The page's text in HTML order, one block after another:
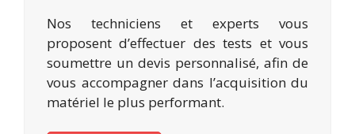
Nos techniciens et experts vous
proposent d’effectuer des tests et vous
soumettre un devis personnalisé, afin de
vous accompagner dans l’acquisition du
matériel le plus performant.